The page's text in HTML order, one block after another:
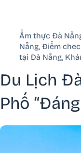
Ẩm thực Đà
Nẵng, Điểm
tại Đà Nẵng,
Du Lịch
Phố